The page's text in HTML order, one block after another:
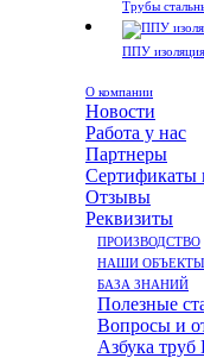
Трубы
ППУ изоляция
О компании
Новости
Работа у нас
Партнеры
Сертификаты
Отзывы
Реквизиты
ПРОИЗВОДСТВО
НАШИ ОБЪЕКТЫ
БАЗА ЗНАНИЙ
Полезные
Вопросы и
Азбука